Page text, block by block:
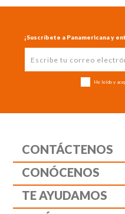
¡Suscríbete a Panamericana y
He leído y
CONTÁCTENOS
CONÓCENOS
TE AYUDAMOS